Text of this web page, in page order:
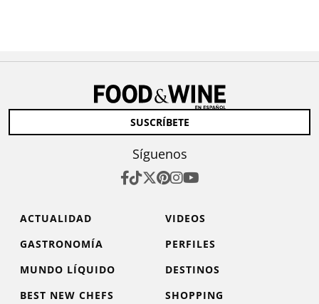
SUSCRÍBETE
Síguenos
ACTUALIDAD
VIDEOS
GASTRONOMÍA
PERFILES
MUNDO LÍQUIDO
DESTINOS
BEST NEW CHEFS
SHOPPING